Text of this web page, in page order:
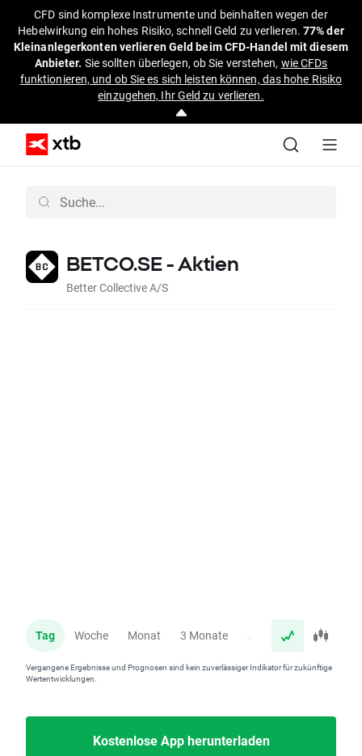
CFD sind komplexe Instrumente und beinhalten wegen der
Hebelwirkung ein hohes Risiko, schnell Geld zu verlieren.77% der
Kleinanlegerkonten verlieren Geld beim CFD-Handel mit diesem
Anbieter. Sie sollten überlegen, ob Sie verstehen, wie CFDs
funktionieren, und ob Sie es sich leisten können, das hohe Risiko
einzugehen, Ihr Geld zu verlieren.
BETCO.SE - Aktien
Better Collective A/S
Tag Woche Monat 3 Monate Jahr
Vergangene Ergebnisse und Prognosen sind kein zuverlässiger Indikator für zukünftige
Wertentwicklungen.
Kostenlose App herunterladen